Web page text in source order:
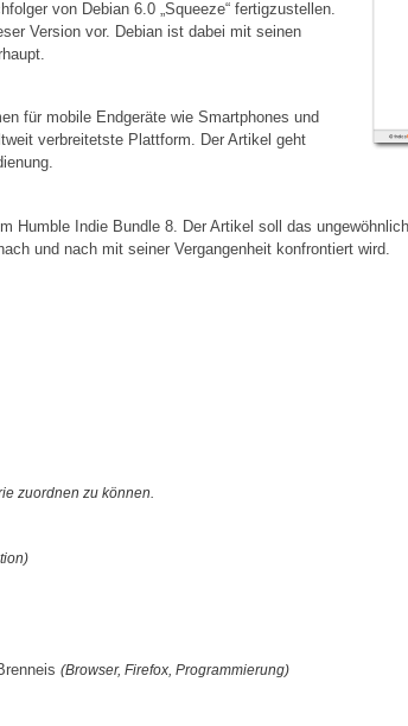
von Debian 6.0 „Squeeze“ fertigzustellen.
Version vor. Debian ist dabei mit seinen
für mobile Endgeräte wie Smartphones und
verbreitetste Plattform. Der Artikel geht
Humble Indie Bundle 8. Der Artikel soll das
und nach mit seiner Vergangenheit konfrontiert wird.
zuordnen zu können.
(Browser, Firefox, Programmierung)